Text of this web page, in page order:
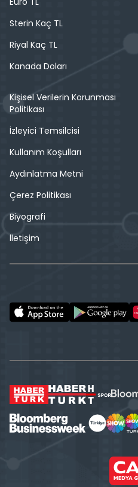
Sterin Kaç TL
Riyal Kaç TL
Kanada Doları
Kişisel Verilerin Korunması
Politikası
İzleyici Temsilcisi
Kullanım Koşulları
Aydınlatma Metni
Çerez Politikası
Biyografi
İletişim